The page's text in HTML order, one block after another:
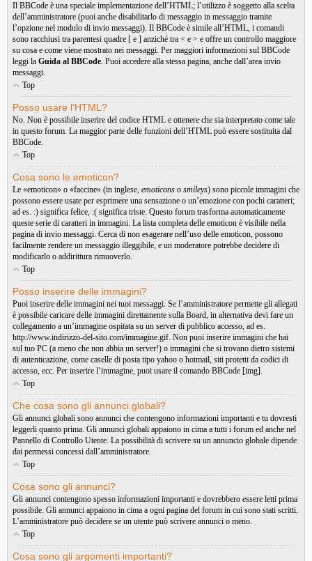
Il BBCode è una speciale implementazione dell’HTML; l’utilizzo è soggetto alla scelta
dell’amministratore (puoi anche disabilitarlo di messaggio in messaggio tramite
l’opzione nel modulo di invio messaggi). Il BBCode è simile all’HTML, i comandi
sono racchiusi tra parentesi quadre [ e ] anziché tra < e > e offre un controllo maggiore
su cosa e come viene mostrato nei messaggi. Per maggiori informazioni sul BBCode
leggi la Guida al BBCode. Puoi accedere alla stessa pagina, anche dall’area invio
messaggi.
Top
Posso usare l’HTML?
No. Non è possibile inserire del codice HTML e ottenere che sia interpretato come tale
in questo forum. La maggior parte delle funzioni dell’HTML può essere sostituita dal
BBCode.
Top
Cosa sono le emoticon?
Le «emoticon» o «faccine» (in inglese, emoticons o smileys) sono piccole immagini che
possono essere usate per esprimere una sensazione o un’emozione con pochi caratteri;
ad es. :) significa felice, :( significa triste. Questo forum trasforma automaticamente
queste serie di caratteri in immagini. La lista completa delle emoticon è visibile nella
pagina di invio messaggi. Cerca di non esagerare nell’uso delle emoticon, possono
facilmente rendere un messaggio illeggibile, e un moderatore potrebbe decidere di
modificarlo o addirittura rimuoverlo.
Top
Posso inserire delle immagini?
Puoi inserire delle immagini nei tuoi messaggi. Se l’amministratore permette gli allegati
è possibile caricare delle immagini direttamente sulla Board, in alternativa devi fare un
collegamento a un’immagine ospitata su un server di pubblico accesso, ad es.
http://www.indirizzo-del-sito.com/immagine.gif. Non puoi inserire immagini che hai
sul tuo PC (a meno che non abbia un server!) o immagini che si trovano dietro sistemi
di autenticazione, come caselle di posta tipo yahoo o hotmail, siti protetti da codici di
accesso, ecc. Per inserire l’immagine, puoi usare il comando BBCode [img].
Top
Che cosa sono gli annunci globali?
Gli annunci globali sono annunci che contengono informazioni importanti e tu dovresti
leggerli quanto prima. Gli annunci globali appaiono in cima a tutti i forum ed anche nel
Pannello di Controllo Utente. La possibilità di scrivere su un annuncio globale dipende
dai permessi concessi dall’amministratore.
Top
Cosa sono gli annunci?
Gli annunci contengono spesso informazioni importanti e dovrebbero essere letti prima
possibile. Gli annunci appaiono in cima a ogni pagina del forum in cui sono stati scritti.
L’amministratore può decidere se un utente può scrivere annunci o meno.
Top
Cosa sono gli argomenti importanti?